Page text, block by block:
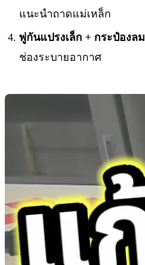
แนะนำถาดแม่เหล็ก
พู่กันแปรงเล็ก + กระป๋องลม
ช่องระบายอากาศ